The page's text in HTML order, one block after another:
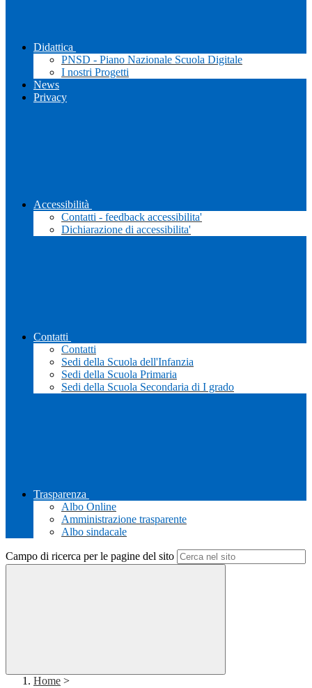
Didattica
PNSD - Piano Nazionale Scuola Digitale
I nostri Progetti
News
Privacy
Accessibilità
Contatti - feedback accessibilita'
Dichiarazione di accessibilita'
Contatti
Contatti
Sedi della Scuola dell'Infanzia
Sedi della Scuola Primaria
Sedi della Scuola Secondaria di I grado
Trasparenza
Albo Online
Amministrazione trasparente
Albo sindacale
Campo di ricerca per le pagine del sito
Home >